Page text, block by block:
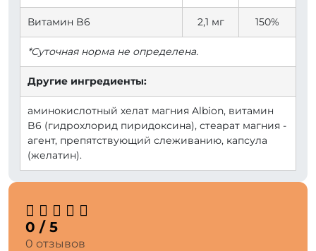
Витамин B6 2,1 мг 150%
*Суточная норма не определена.
Другие ингредиенты:
аминокислотный хелат магния Albion, витамин
B6 (гидрохлорид пиридоксина), стеарат магния -
агент, препятствующий слеживанию, капсула
(желатин).
0 / 5
0 отзывов